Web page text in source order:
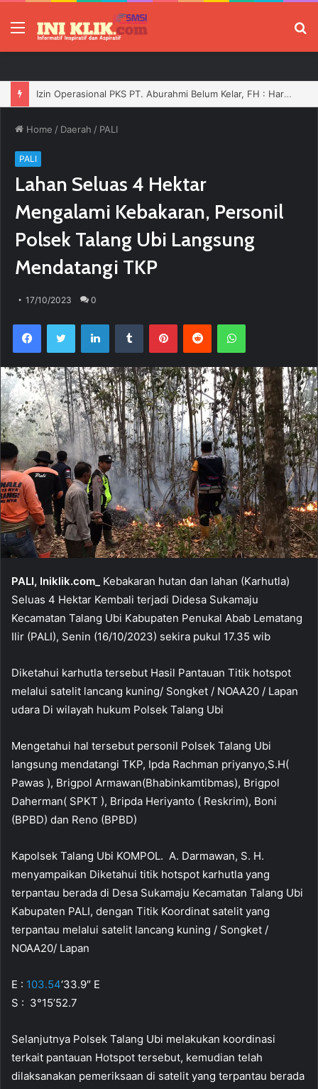
Menu
Izin Operasional PKS PT. Aburahmi Belum Kelar, FH : Harusnya Tidak Boleh Bergerak Sebelum Dilengkapi
Home / Daerah / PALI
PALI
Lahan Seluas 4 Hektar
Mengalami Kebakaran, Personil
Polsek Talang Ubi Langsung
Mendatangi TKP
17/10/2023 0
PALI, Iniklik.com_
Kebakaran hutan dan lahan (Karhutla)
Seluas 4 Hektar Kembali terjadi Didesa Sukamaju
Kecamatan Talang Ubi Kabupaten Penukal Abab Lematang
Ilir (PALI), Senin (16/10/2023) sekira pukul 17.35 wib
Diketahui karhutla tersebut Hasil Pantauan Titik hotspot
melalui satelit lancang kuning/ Songket / NOAA20 / Lapan
udara Di wilayah hukum Polsek Talang Ubi
Mengetahui hal tersebut personil Polsek Talang Ubi
langsung mendatangi TKP, Ipda Rachman priyanyo,S.H(
Pawas ), Brigpol Armawan(Bhabinkamtibmas), Brigpol
Daherman( SPKT ), Bripda Heriyanto ( Reskrim), Boni
(BPBD) dan Reno (BPBD)
Kapolsek Talang Ubi KOMPOL. A. Darmawan, S. H.
menyampaikan Diketahui titik hotspot karhutla yang
terpantau berada di Desa Sukamaju Kecamatan Talang Ubi
Kabupaten PALI, dengan Titik Koordinat satelit yang
terpantau melalui satelit lancang kuning / Songket /
NOAA20/ Lapan
E : 103.54‘33.9″ E
S : 3°15’52.7
Selanjutnya Polsek Talang Ubi melakukan koordinasi
terkait pantauan Hotspot tersebut, kemudian telah
dilaksanakan pemeriksaan di satelit yang terpantau berada